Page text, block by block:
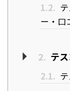
1.2.
ー・口
2. テ
2.1.